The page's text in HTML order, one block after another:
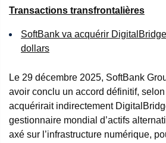
Transactions transfrontalières
SoftBank va acquérir
dollars
Le 29 décembre 2025, SoftBank
avoir conclu un accord définitif,
acquérirait indirectement
gestionnaire mondial d’actifs
axé sur l’infrastructure numérique,